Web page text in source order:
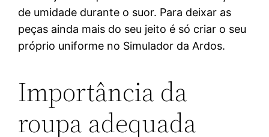
de umidade durante o suor. Para deixar as
peças ainda mais do seu jeito é só criar o seu
próprio uniforme no Simulador da Ardos.
Importância da
roupa adequada